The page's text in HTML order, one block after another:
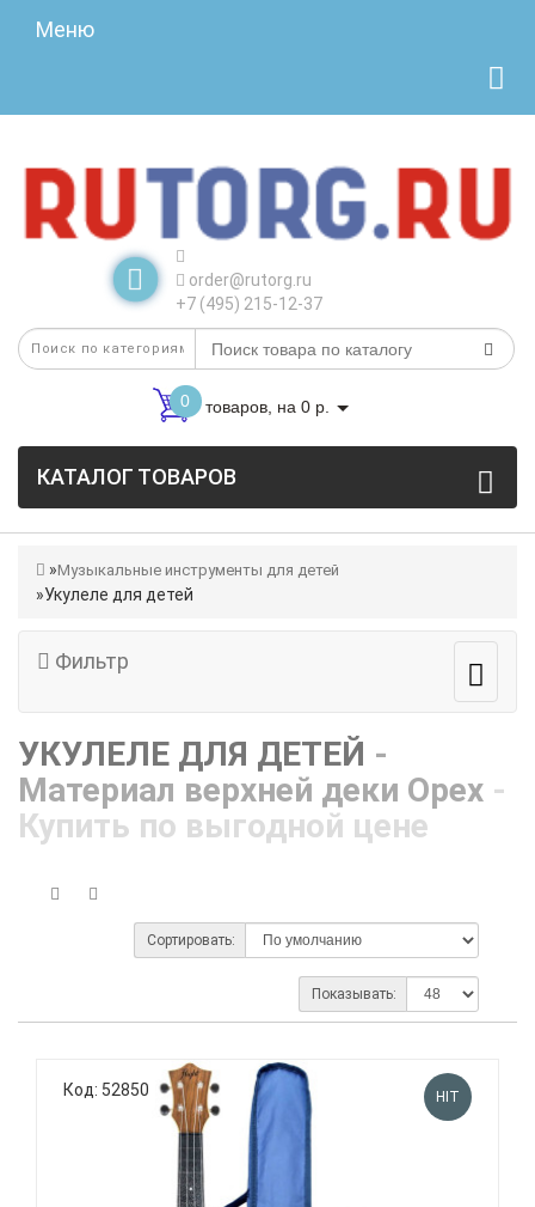
Меню
order@rutorg.ru
+7 (495) 215-12-37
0 товаров, на 0 р.
КАТАЛОГ ТОВАРОВ
Музыкальные инструменты для детей
Укулеле для детей
Фильтр
УКУЛЕЛЕ ДЛЯ ДЕТЕЙ -
Материал верхней деки Орех -
Купить по выгодной цене
Сортировать:
Показывать:
Код: 52850 HIT